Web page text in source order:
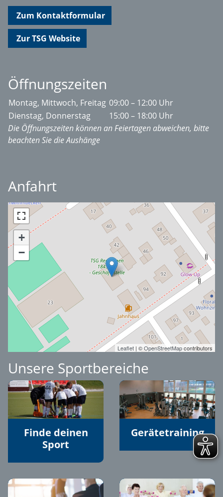
Zum Kontaktformular
Zur TSG Website
Öffnungszeiten
Montag, Mittwoch, Freitag 09:00 – 12:00 Uhr
Dienstag, Donnerstag
15:00 – 18:00 Uhr
Die Öffnungszeiten können an Feiertagen abweichen, bitte
beachten Sie die Aushänge
Anfahrt
+
−
Leaflet | ©OpenStreetMapcontributors
Unsere Sportbereiche
Finde deinen
Sport
Gerätetraining